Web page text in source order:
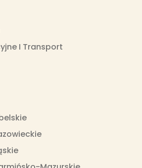
I Transport